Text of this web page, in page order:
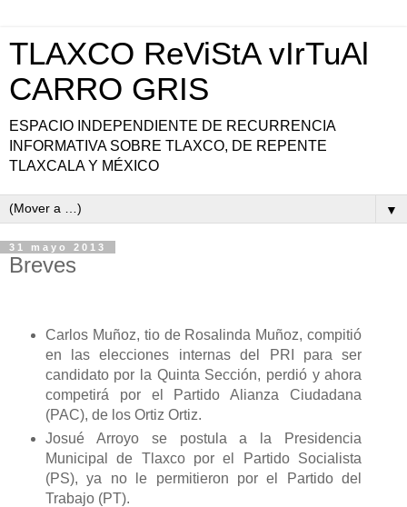
TLAXCO ReViStA vIrTuAl
CARRO GRIS
ESPACIO INDEPENDIENTE DE RECURRENCIA
INFORMATIVA SOBRE TLAXCO, DE REPENTE
TLAXCALA Y MÉXICO
▼
31 mayo 2013
Breves
Carlos Muñoz, tio de Rosalinda Muñoz, compitió
en las elecciones internas del PRI para ser
candidato por la Quinta Sección, perdió y ahora
competirá por el Partido Alianza Ciudadana
(PAC), de los Ortiz Ortiz.
Josué Arroyo se postula a la Presidencia
Municipal de Tlaxco por el Partido Socialista
(PS), ya no le permitieron por el Partido del
Trabajo (PT).